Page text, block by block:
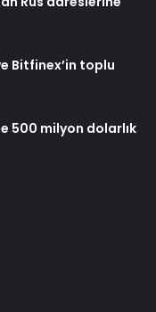
Bitfinex’in toplu
500 milyon dolarlık